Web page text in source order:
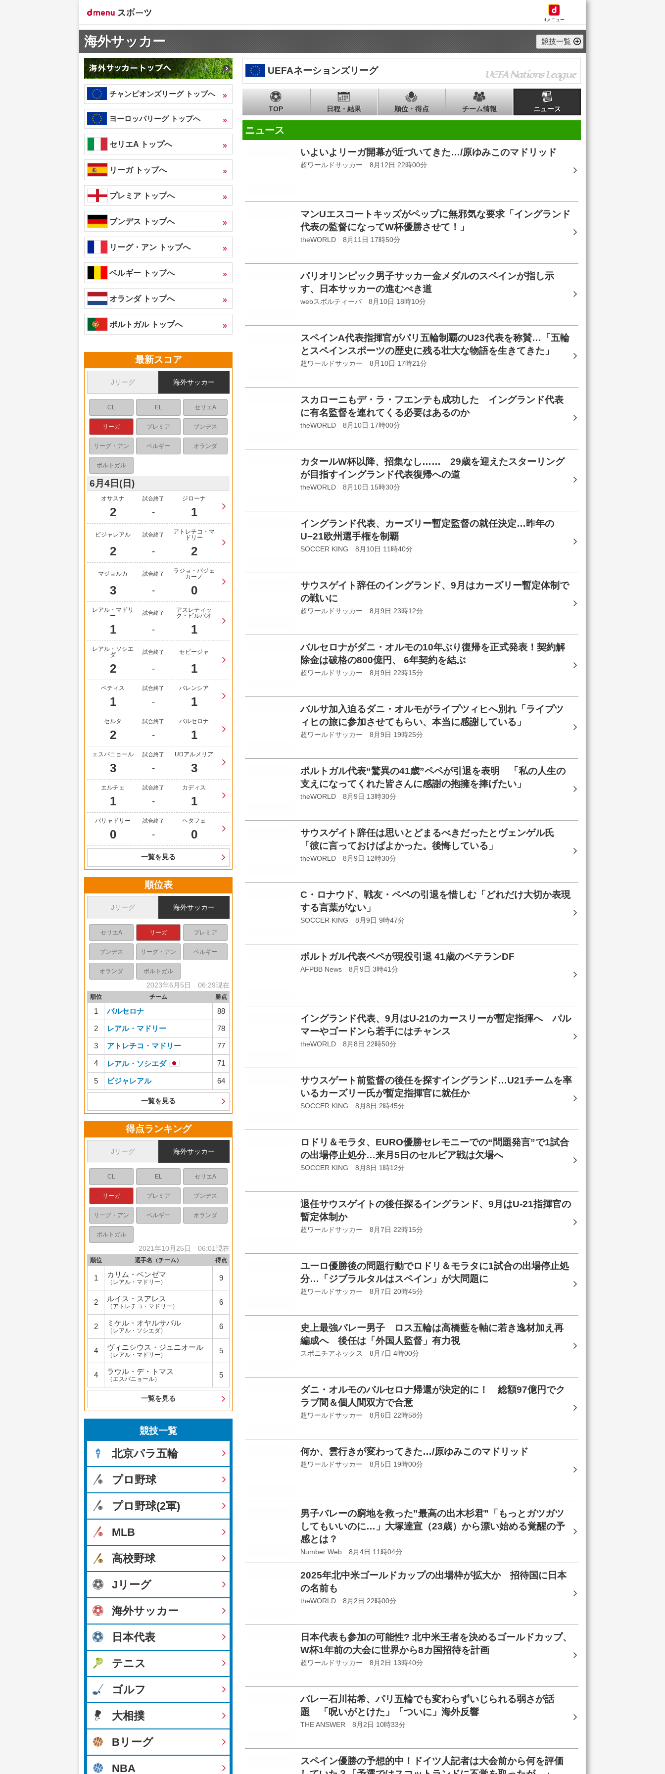
dメニュー
海外サッカー 競技一覧
UEFAネーションズリーグ UEFA Nations League
TOP 日程・結果 順位・得点 チーム情報 ニュース
ニュース
いよいよリーガ開幕が近づいてきた…/原ゆみこのマドリッド
超ワールドサッカー 8月12日 22時00分
マンUエスコートキッズがペップに無邪気な要求「イングランド
代表の監督になってW杯優勝させて！」
theWORLD 8月11日 17時50分
パリオリンピック男子サッカー金メダルのスペインが指し示
す、日本サッカーの進むべき道
webスポルティーバ 8月10日 18時10分
スペインA代表指揮官がパリ五輪制覇のU23代表を称賛…「五輪
とスペインスポーツの歴史に残る壮大な物語を生きてきた」
超ワールドサッカー 8月10日 17時21分
スカローニもデ・ラ・フエンテも成功した イングランド代表
に有名監督を連れてくる必要はあるのか
theWORLD 8月10日 17時00分
カタールW杯以降、招集なし…… 29歳を迎えたスターリング
が目指すイングランド代表復帰への道
theWORLD 8月10日 15時30分
イングランド代表、カーズリー暫定監督の就任決定…昨年の
U−21欧州選手権を制覇
SOCCER KING 8月10日 11時40分
サウスゲイト辞任のイングランド、9月はカーズリー暫定体制で
の戦いに
超ワールドサッカー 8月9日 23時12分
バルセロナがダニ・オルモの10年ぶり復帰を正式発表！契約解
除金は破格の800億円、 6年契約を結ぶ
超ワールドサッカー 8月9日 22時15分
バルサ加入迫るダニ・オルモがライプツィヒへ別れ「ライプツ
ィヒの旅に参加させてもらい、本当に感謝している」
超ワールドサッカー 8月9日 19時25分
ポルトガル代表“驚異の41歳”ペペが引退を表明 「私の人生の
支えになってくれた皆さんに感謝の抱擁を捧げたい」
theWORLD 8月9日 13時30分
サウスゲイト辞任は思いとどまるべきだったとヴェンゲル氏
「彼に言っておけばよかった。後悔している」
theWORLD 8月9日 12時30分
C・ロナウド、戦友・ペペの引退を惜しむ「どれだけ大切か表現
する言葉がない」
SOCCER KING 8月9日 9時47分
ポルトガル代表ペペが現役引退 41歳のベテランDF
AFPBB News 8月9日 3時41分
イングランド代表、9月はU-21のカースリーが暫定指揮へ パル
マーやゴードンら若手にはチャンス
theWORLD 8月8日 22時50分
サウスゲート前監督の後任を探すイングランド…U21チームを率
いるカーズリー氏が暫定指揮官に就任か
SOCCER KING 8月8日 2時45分
ロドリ＆モラタ、EURO優勝セレモニーでの“問題発言”で1試合
の出場停止処分…来月5日のセルビア戦は欠場へ
SOCCER KING 8月8日 1時12分
退任サウスゲイトの後任探るイングランド、9月はU-21指揮官の
暫定体制か
超ワールドサッカー 8月7日 22時15分
ユーロ優勝後の問題行動でロドリ＆モラタに1試合の出場停止処
分…「ジブラルタルはスペイン」が大問題に
超ワールドサッカー 8月7日 20時45分
史上最強バレー男子 ロス五輪は高橋藍を軸に若き逸材加え再
編成へ 後任は「外国人監督」有力視
スポニチアネックス 8月7日 4時00分
ダニ・オルモのバルセロナ帰還が決定的に！ 総額97億円でク
ラブ間＆個人間双方で合意
超ワールドサッカー 8月6日 22時58分
何か、雲行きが変わってきた…/原ゆみこのマドリッド
超ワールドサッカー 8月5日 19時00分
男子バレーの窮地を救った”最高の出木杉君”「もっとガツガツ
してもいいのに…」大塚達宣（23歳）から漂い始める覚醒の予
感とは？
Number Web 8月4日 11時04分
2025年北中米ゴールドカップの出場枠が拡大か 招待国に日本
の名前も
theWORLD 8月2日 22時00分
日本代表も参加の可能性? 北中米王者を決めるゴールドカップ、
W杯1年前の大会に世界から8カ国招待を計画
超ワールドサッカー 8月2日 13時40分
バレー石川祐希、パリ五輪でも変わらずいじられる弱さが話
題 「呪いがとけた」「ついに」海外反響
THE ANSWER 8月2日 10時33分
スペイン優勝の予想的中！ドイツ人記者は大会前から何を評価
チャンピオンズリーグ トップへ
ヨーロッパリーグ トップへ
セリエA トップへ
リーガ トップへ
プレミア トップへ
ブンデス トップへ
リーグ・アン トップへ
ベルギー トップへ
オランダ トップへ
ポルトガル トップへ
最新スコア
Jリーグ 海外サッカー
CL EL セリエA
リーガ プレミア ブンデス
リーグ・アン ベルギー オランダ
ポルトガル
6月4日(日)
オサスナ 試合終了 ジローナ
2 - 1
ビジャレアル 試合終了
アトレチコ・マ
ドリー
2 - 2
マジョルカ 試合終了
ラジョ・バジェ
カーノ
3 - 0
レアル・マドリ
ー
試合終了
アスレティッ
ク・ビルバオ
1 - 1
レアル・ソシエ
ダ
試合終了 セビージャ
2 - 1
ベティス 試合終了 バレンシア
1 - 1
セルタ 試合終了 バルセロナ
2 - 1
エスパニョール 試合終了 UDアルメリア
3 - 3
エルチェ 試合終了 カディス
1 - 1
バリャドリー 試合終了 ヘタフェ
0 - 0
一覧を見る
順位表
Jリーグ 海外サッカー
セリエA リーガ プレミア
ブンデス リーグ・アン ベルギー
オランダ ポルトガル
2023年6月5日 06:29現在
順位 チーム 勝点
1 バルセロナ 88
2 レアル・マドリー 78
3 アトレチコ・マドリー 77
4 レアル・ソシエダ 71
5 ビジャレアル 64
一覧を見る
得点ランキング
Jリーグ 海外サッカー
CL EL セリエA
リーガ プレミア ブンデス
リーグ・アン ベルギー オランダ
ポルトガル
2021年10月25日 06:01現在
順位 選手名 （チーム） 得点
1 カリム・ベンゼマ
（レアル・マドリー） 9
2 ルイス・スアレス
（アトレチコ・マドリー） 6
2 ミケル・オヤルサバル
（レアル・ソシエダ） 6
4 ヴィニシウス・ジュニオール
（レアル・マドリー） 5
4 ラウル・デ・トマス
（エスパニョール） 5
一覧を見る
競技一覧
北京パラ五輪
プロ野球
プロ野球(2軍)
MLB
高校野球
Jリーグ
海外サッカー
日本代表
テニス
ゴルフ
大相撲
Bリーグ
NBA